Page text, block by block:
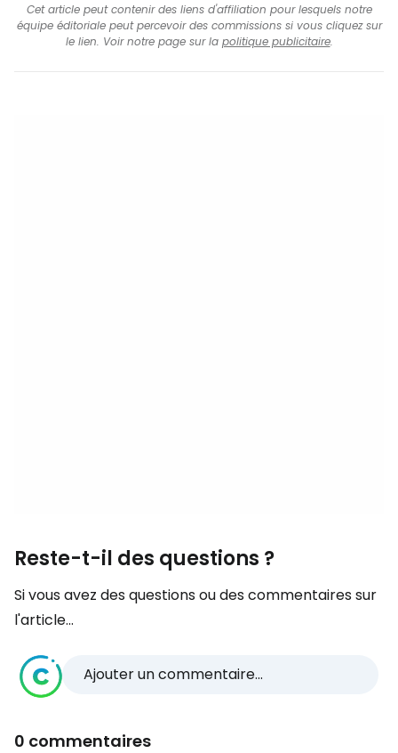
Cet article peut contenir des liens d'affiliation pour lesquels notre
équipe éditoriale peut percevoir des commissions si vous cliquez sur
le lien. Voir notre page sur la politique publicitaire.
Reste-t-il des questions ?
Si vous avez des questions ou des commentaires sur
l'article...
Ajouter un commentaire...
0 commentaires